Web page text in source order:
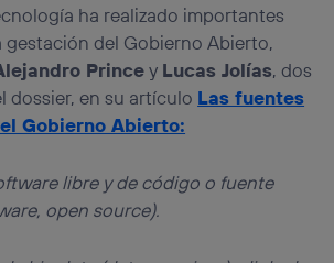
ha realizado importantes
gestación del Gobierno Abierto,
Princey Lucas Jolías, dos
dossier, en su artículo Las fuentes
Gobierno Abierto:
libre y de código o fuente
, open source).